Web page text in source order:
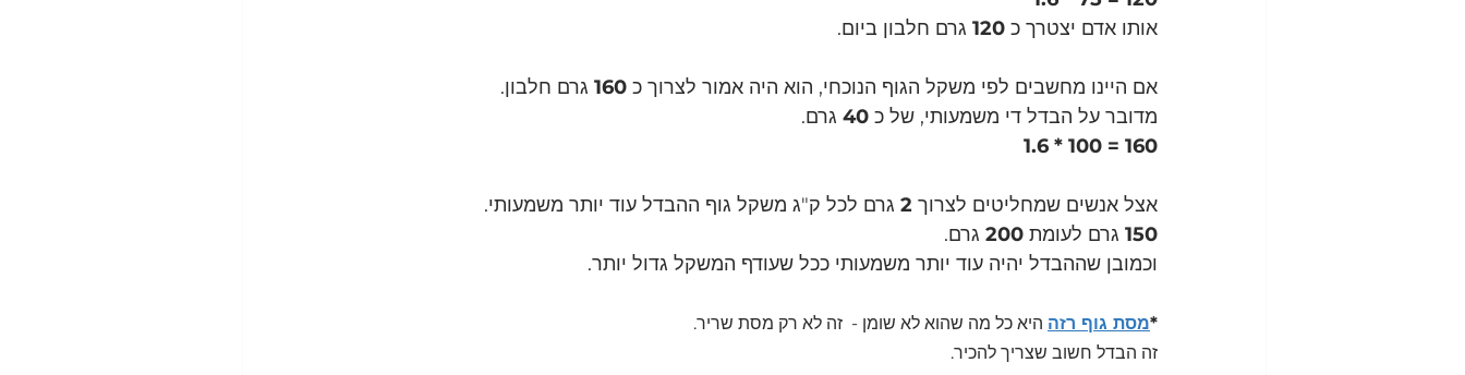
אותו אדם יצטרך כ 120 גרם חלבון ביום.
אם היינו מחשבים לפי משקל הגוף הנוכחי, הוא היה אמור לצרוך כ 160 גרם חלבון.
מדובר על הבדל די משמעותי, של כ 40 גרם.
1.6 * 100 = 160
אצל אנשים שמחליטים לצרוך 2 גרם לכל ק"ג משקל גוף ההבדל עוד יותר משמעותי.
150 גרם לעומת 200 גרם.
וכמובן שההבדל יהיה עוד יותר משמעותי ככל שעודף המשקל גדול יותר.
*מסת גוף רזה היא כל מה שהוא לא שומן -  זה לא רק מסת שריר.
זה הבדל חשוב שצריך להכיר.